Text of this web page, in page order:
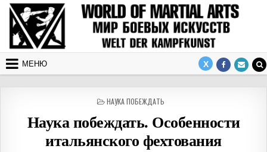
Перейти к содержимому
МЕНЮ
ОПУБЛИКОВАНО В
НАУКА ПОБЕЖДАТЬ
Наука побеждать. Особенности
итальянского фехтования